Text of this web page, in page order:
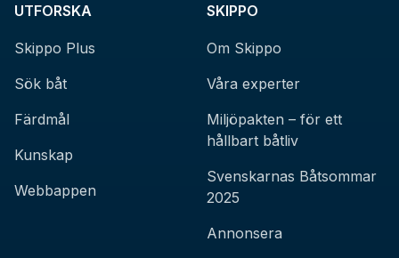
UTFORSKA
Skippo Plus
Sök båt
Färdmål
Kunskap
Webbappen
SKIPPO
Om Skippo
Våra experter
Miljöpakten – för ett
hållbart båtliv
Svenskarnas Båtsommar
2025
Annonsera